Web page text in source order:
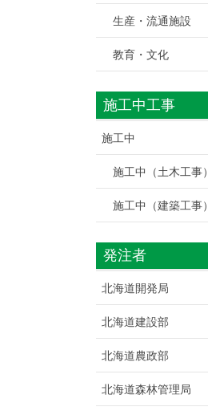
生産・流通施設
教育・文化
施工中工事
施工中
施工中（土木工事）
施工中（建築工事）
発注者
北海道開発局
北海道建設部
北海道農政部
北海道森林管理局